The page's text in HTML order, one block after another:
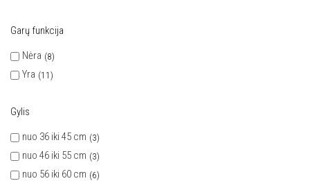
Garų funkcija
Nėra
8
Yra 11
Gylis
nuo 36 iki 45 cm
3
nuo 46 iki 55 cm 3
nuo 56 iki 60 cm 6